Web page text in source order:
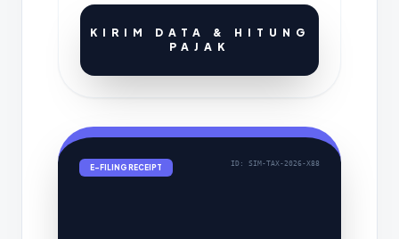
KIRIM DATA & HITUNG
PAJAK
E-FILING RECEIPT ID: SIM-TAX-2026-X88